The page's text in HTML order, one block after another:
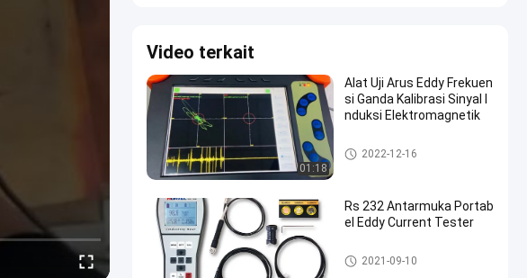
Video terkait
01:18
Alat Uji Arus Eddy Frekuen
si Ganda Kalibrasi Sinyal I
nduksi Elektromagnetik
Peralatan Pengujian Arus Edd
y
2022-12-16
Rs 232 Antarmuka Portab
el Eddy Current Tester
Peralatan Pengujian Arus Edd
y
2021-09-10